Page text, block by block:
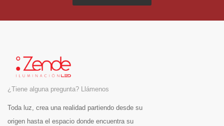
¿Tiene alguna pregunta? Llámenos
Toda luz, crea una realidad partiendo desde su
origen hasta el espacio donde encuentra su